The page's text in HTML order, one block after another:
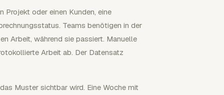
Projekt oder einen Kunden, eine
Teams benötigen in der
Arbeit, während sie passiert. Manuelle
Arbeit ab. Der Datensatz
Muster sichtbar wird. Eine Woche mit